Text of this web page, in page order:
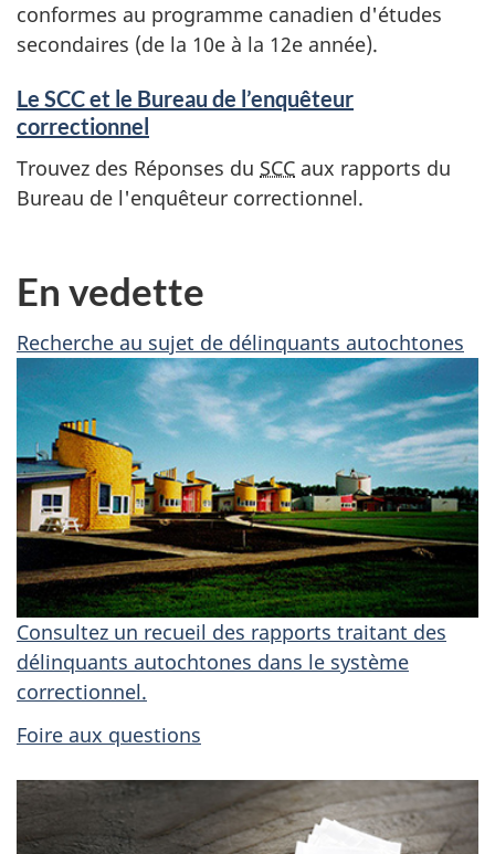
conformes au programme canadien d'études
secondaires (de la 10e à la 12e année).
Le SCC et le Bureau de l’enquêteur
correctionnel
Trouvez des Réponses du SCC aux rapports du
Bureau de l'enquêteur correctionnel.
En vedette
Recherche au sujet de délinquants autochtones
Consultez un recueil des rapports traitant des
délinquants autochtones dans le système
correctionnel.
Foire aux questions